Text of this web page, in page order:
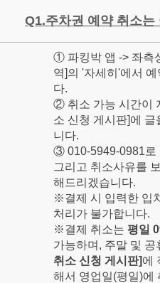
Q1.주차권 예약 취소는
① 파킹박 앱 -> 좌측
역]의 '자세히'에서 예
다.
② 취소 가능 시간이
소 신청 게시판]에
니다.
③ 010-5949-0981로
그리고 취소사유를
해드리겠습니다.
※결제 시 입력한 입
처리가 불가합니다.
※결제 취소는 평일
가능하며, 주말 및 공
취소 신청 게시판]에
해서 영업일(평일)에